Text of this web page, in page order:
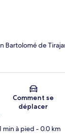
Bartolomé de
Comment se
déplacer
min à pied - 0.0 km